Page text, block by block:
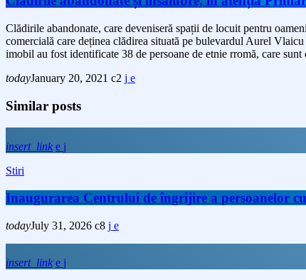
Clădirile abandonate, care deveniseră spații de locuit pentru
comercială care deținea clădirea situată pe bulevardul Aurel
imobil au fost identificate 38 de persoane de etnie rromă, care
todayJanuary 20, 2021 2
Similar posts
insert_link
Stiri
Inaugurarea Centrului de îngrijire a persoanelor
todayJuly 31, 2026 8
insert_link